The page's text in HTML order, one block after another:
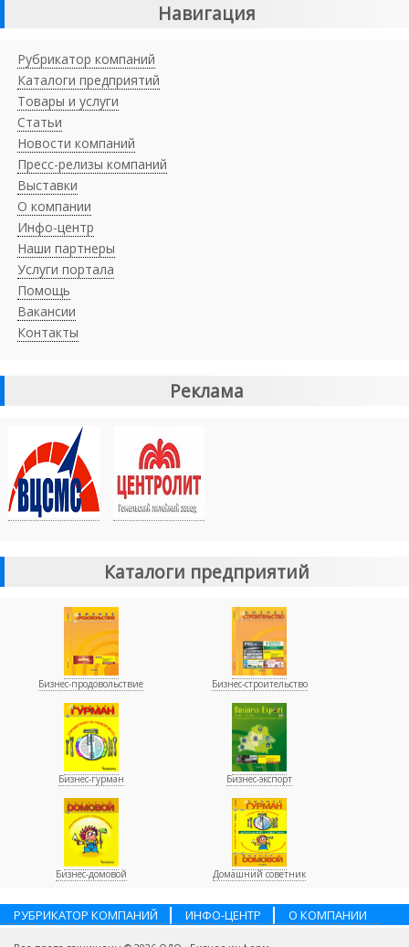
Навигация
Рубрикатор компаний
Каталоги предприятий
Товары и услуги
Статьи
Новости компаний
Пресс-релизы компаний
Выставки
О компании
Инфо-центр
Наши партнеры
Услуги портала
Помощь
Вакансии
Контакты
Реклама
Каталоги предприятий
Бизнес-продовольствие Бизнес-строительство
Бизнес-гурман Бизнес-экспорт
Бизнес-домовой Домашний советник
РУБРИКАТОР КОМПАНИЙ ИНФО-ЦЕНТР
О КОМПАНИИ